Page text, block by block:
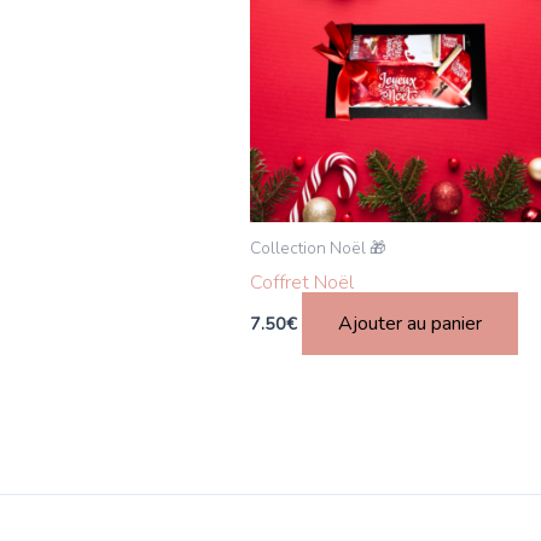
Collection Noël 🎁
Coffret Noël
7.50€ Ajouter au panier